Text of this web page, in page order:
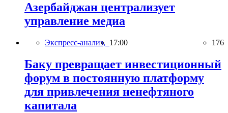
Азербайджан централизует
управление медиа
Экспресс-анализ, 17:00 176
Баку превращает инвестиционный
форум в постоянную платформу
для привлечения ненефтяного
капитала